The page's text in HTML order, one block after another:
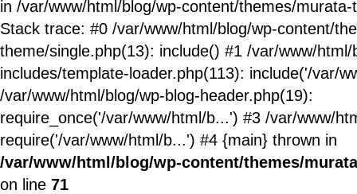
in /var/www/html/blog/wp-content/themes/
Stack trace: #0 /var/www/html/blog/wp-content/
theme/single.php(13): include() #1 /var/www/html/
includes/template-loader.php(113): include('/var/
/var/www/html/blog/wp-blog-header.php(19):
require_once('/var/www/html/b...') #3 /var/www/
require('/var/www/html/b...') #4 {main} thrown in
/var/www/html/blog/wp-content/themes/
on line 71